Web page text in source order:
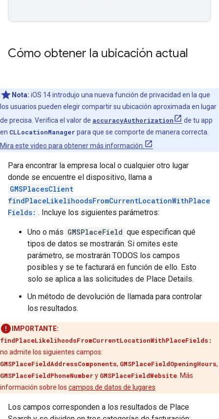
Cómo obtener la ubicación actual
Nota: iOS 14 introdujo una nueva función de privacidad en la que
los usuarios pueden elegir compartir su ubicación aproximada en lugar
de precisa. Verifica el valor de accuracyAuthorization
de tu app
en CLLocationManager para que se comporte de manera correcta.
Mira este video para obtener más información.
Para encontrar la empresa local o cualquier otro lugar
donde se encuentre el dispositivo, llama a
GMSPlacesClient
findPlaceLikelihoodsFromCurrentLocationWithPlace
Fields: . Incluye los siguientes parámetros:
Uno o más GMSPlaceField que especifican qué
tipos de datos se mostrarán. Si omites este
parámetro, se mostrarán TODOS los campos
posibles y se te facturará en función de ello. Esto
solo se aplica a las solicitudes de Place Details.
Un método de devolución de llamada para controlar
los resultados.
IMPORTANTE:
findPlaceLikelihoodsFromCurrentLocationWithPlaceFields:
no admite los siguientes campos:
GMSPlaceFieldAddressComponents, GMSPlaceFieldOpeningHours,
GMSPlaceFieldPhoneNumber y GMSPlaceFieldWebsite . Más
información sobre los campos de datos de lugares
Los campos corresponden a los resultados de Place